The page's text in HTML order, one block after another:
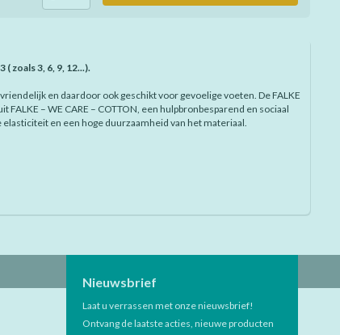
zoals 3, 6, 9, 12...).
en daardoor ook geschikt voor gevoelige voeten. De FALKE
– WE CARE – COTTON, een hulpbronbesparend en sociaal
en een hoge duurzaamheid van het materiaal.
Nieuwsbrief
Laat u verrassen met onze nieuwsbrief!
Ontvang de laatste acties, nieuwe producten